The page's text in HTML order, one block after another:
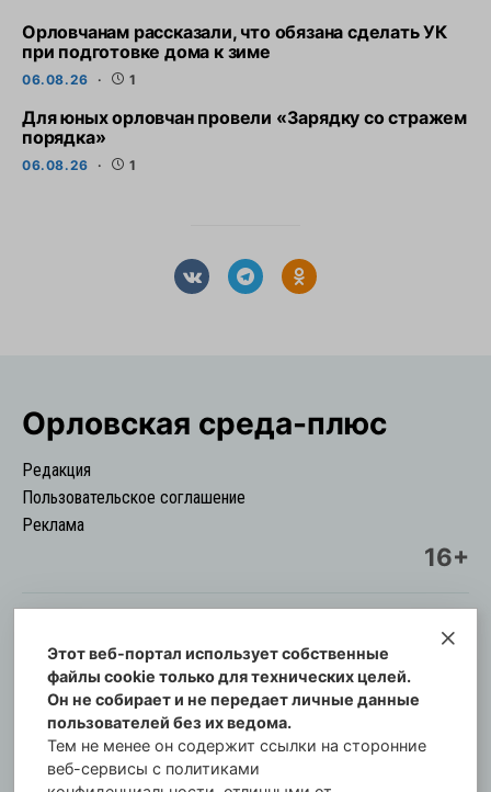
Орловчанам рассказали, что обязана сделать УК
при подготовке дома к зиме
06.08.26 1
Для юных орловчан провели «Зарядку со стражем
порядка»
06.08.26 1
Орловская cреда-плюс
Редакция
Пользовательское соглашение
Реклама
16+
© Информационный городской портал
Орловская cреда-плюс, 2021-2026
Свидетельство о регистрации СМИ: ПИ №57-
00254 от 29 октября 2013 г.
Газета зарегистрирована Управлением
Этот веб-портал использует собственные
файлы cookie только для технических целей.
Он не собирает и не передает личные данные
пользователей без их ведома.
Тем не менее он содержит ссылки на сторонние
веб-сервисы с политиками